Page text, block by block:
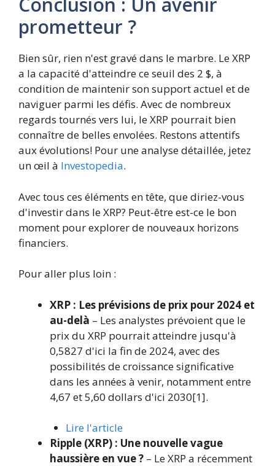
prometteur ?
Bien sûr, rien n'est gravé dans le marbre. Le XRP
a la capacité d'atteindre ce seuil des 2 $, à
condition de maintenir son support actuel et de
naviguer parmi les défis. Avec de nombreux
regards tournés vers lui, le XRP pourrait bien
connaître de belles envolées. Restons attentifs
aux évolutions! Pour une analyse détaillée, jetez
un œil à Investopedia.
Avec tous ces éléments en tête, que diriez-vous
d'investir dans le XRP? Peut-être est-ce le bon
moment pour explorer de nouveaux horizons
financiers.
Pour aller plus loin :
XRP : Les prévisions de prix pour 2024 et
au-delà – Les analystes prévoient que le
prix du XRP pourrait atteindre jusqu'à
0,5827 d'ici la fin de 2024, avec des
possibilités de croissance significative
dans les années à venir, notamment entre
4,67 et 5,60 dollars d'ici 2030[1].
Lire l'article
Ripple (XRP) : Une nouvelle vague
haussière en vue ? – Le XRP a récemment